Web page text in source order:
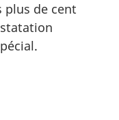
plus de cent